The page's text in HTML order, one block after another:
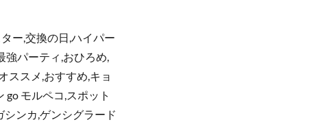
ー,交換の日,ハイパー
強パーティ,おひろめ,
ススメ,おすすめ,キョ
go モルペコ,スポット
ンカ,ゲンシグラード